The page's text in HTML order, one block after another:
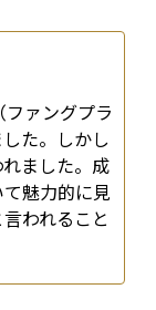
ァングプラ
た。しかし
ました。成
魅力的に見
われること